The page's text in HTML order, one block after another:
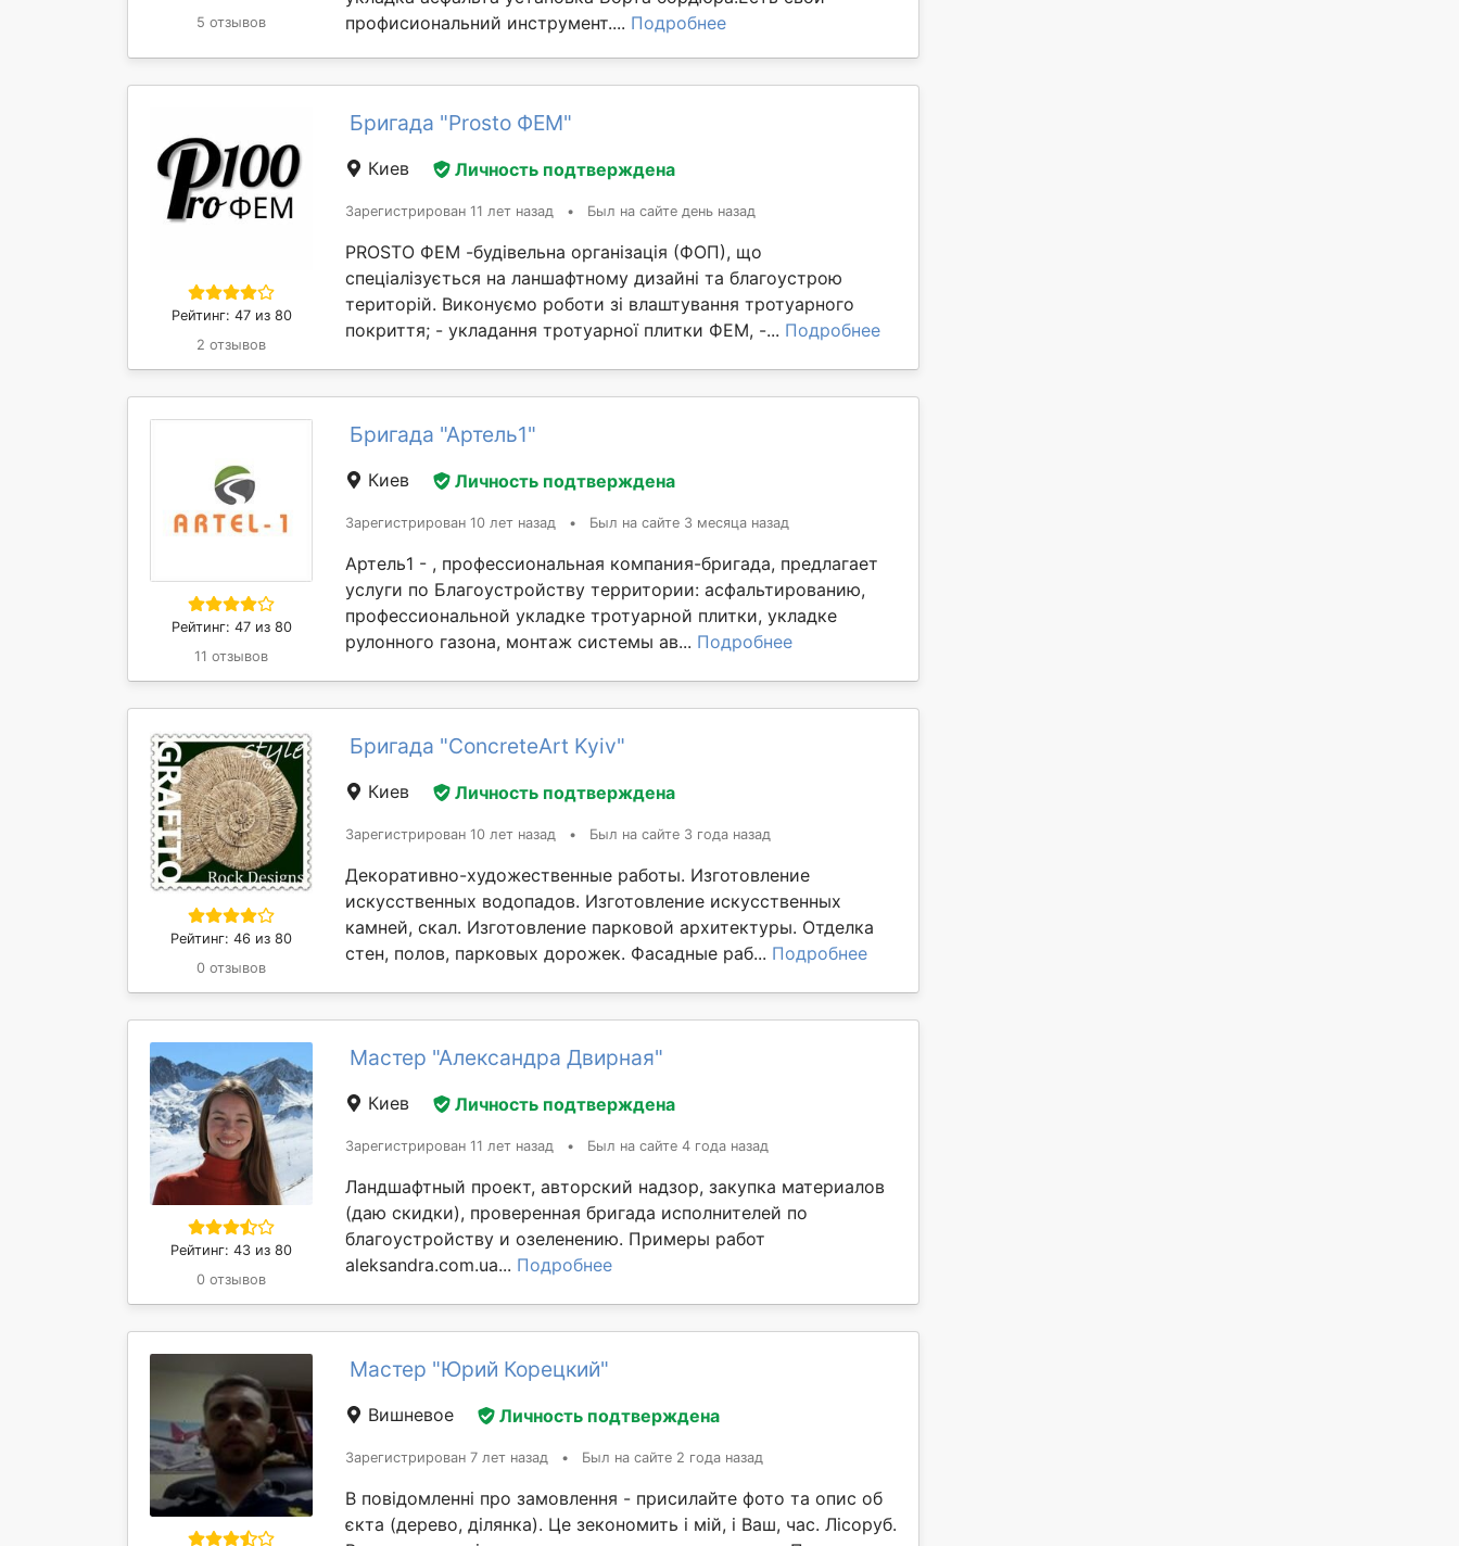
5 отзывов
профисиональний инструмент.... Подробнее
Рейтинг: 47 из 80
2 отзывов
Бригада "Prosto ФЕМ"
Киев Личность подтверждена
Зарегистрирован 11 лет назад • Был на сайте день назад
PROSTO ФЕМ -будівельна організація (ФОП), що
спеціалізується на ланшафтному дизайні та благоустрою
територій. Виконуємо роботи зі влаштування тротуарного
покриття; - укладання тротуарної плитки ФЕМ, -... Подробнее
Рейтинг: 47 из 80
11 отзывов
Бригада "Артель1"
Киев Личность подтверждена
Зарегистрирован 10 лет назад • Был на сайте 3 месяца назад
Артель1 - , профессиональная компания-бригада, предлагает
услуги по Благоустройству территории: асфальтированию,
профессиональной укладке тротуарной плитки, укладке
рулонного газона, монтаж системы ав... Подробнее
Рейтинг: 46 из 80
0 отзывов
Бригада "ConcreteArt Kyiv"
Киев Личность подтверждена
Зарегистрирован 10 лет назад • Был на сайте 3 года назад
Декоративно-художественные работы. Изготовление
искусственных водопадов. Изготовление искусственных
камней, скал. Изготовление парковой архитектуры. Отделка
стен, полов, парковых дорожек. Фасадные раб... Подробнее
Рейтинг: 43 из 80
0 отзывов
Мастер "Александра Двирная"
Киев Личность подтверждена
Зарегистрирован 11 лет назад • Был на сайте 4 года назад
Ландшафтный проект, авторский надзор, закупка материалов
(даю скидки), проверенная бригада исполнителей по
благоустройству и озеленению. Примеры работ
aleksandra.com.ua... Подробнее
Мастер "Юрий Корецкий"
Вишневое Личность подтверждена
Зарегистрирован 7 лет назад • Был на сайте 2 года назад
В повідомленні про замовлення - присилайте фото та опис об
єкта (дерево, ділянка). Це зекономить і мій, і Ваш, час. Лісоруб.